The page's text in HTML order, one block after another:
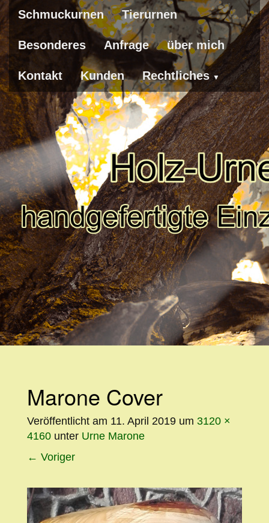
Schmuckurnen Tierurnen
Besonderes Anfrage über mich
Kontakt Kunden Rechtliches
WEITER
ZUM
Marone Cover
Veröffentlicht am 11. April 2019 um 3120 ×
4160 unter Urne Marone
← Voriger